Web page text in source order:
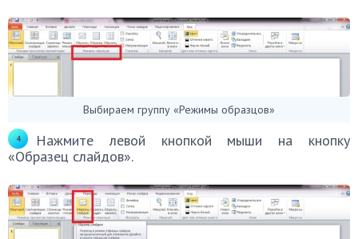
Выбираем группу «Режимы образцов»
Нажмите левой кнопкой мыши на кнопку
«Образец слайдов».